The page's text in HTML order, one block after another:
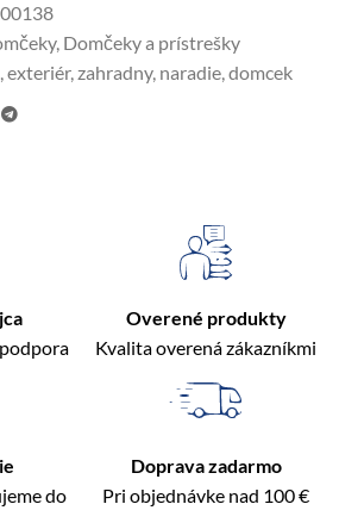
, Domčeky a prístrešky
,exteriér,zahradny, naradie,domcek
Overené produkty
Kvalita overená zákazníkmi
do
Doprava zadarmo
Pri objednávke nad 100 €